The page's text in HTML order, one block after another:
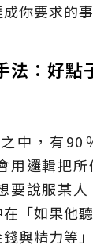
你要求的事
法：好點
中，有90
用邏輯把
要說服某
「如果他
與精力等